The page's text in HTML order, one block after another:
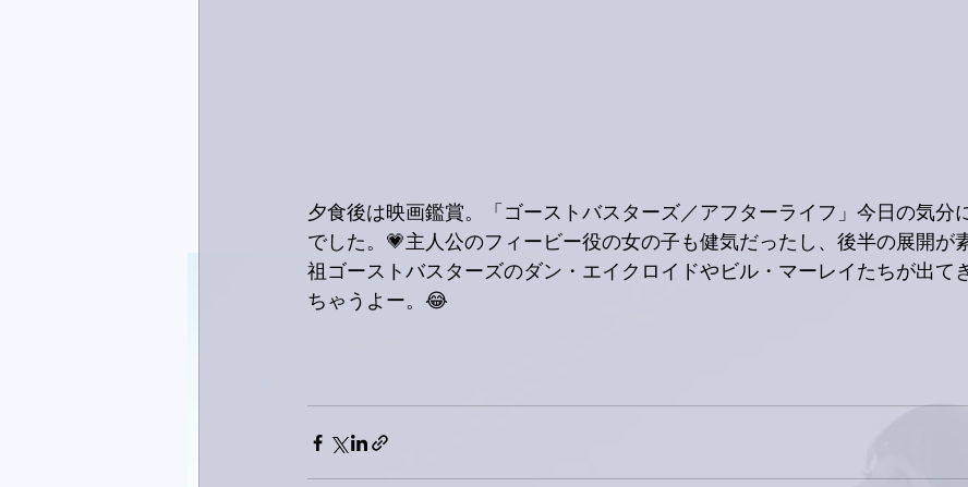
夕食後は映画鑑賞。「ゴーストバスターズ／アフターライフ」今日の気分
でした。💗主人公のフィービー役の女の子も健気だったし、後半の展開が
祖ゴーストバスターズのダン・エイクロイドやビル・マーレイたちが出て
ちゃうよー。😂